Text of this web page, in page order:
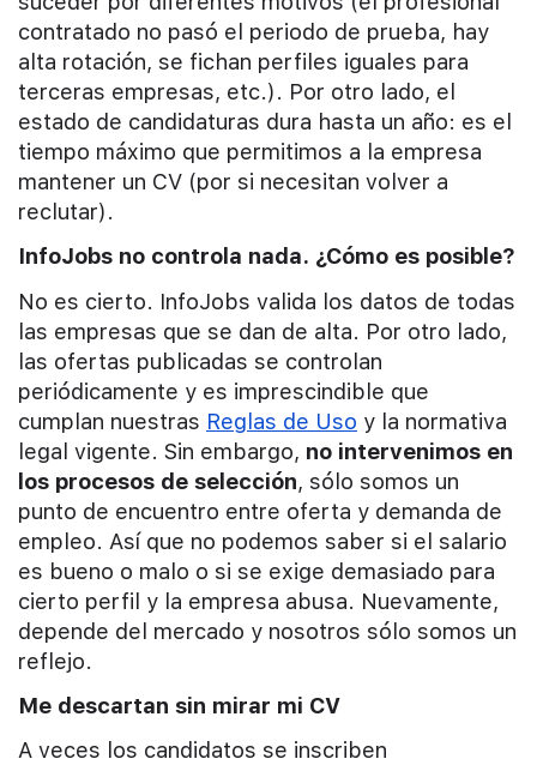
contratado no pasó el periodo de prueba, hay
alta rotación, se fichan perfiles iguales para
terceras empresas, etc.). Por otro lado, el
estado de candidaturas dura hasta un año: es el
tiempo máximo que permitimos a la empresa
mantener un CV (por si necesitan volver a
reclutar).
InfoJobs no controla nada. ¿Cómo es posible?
No es cierto. InfoJobs valida los datos de todas
las empresas que se dan de alta. Por otro lado,
las ofertas publicadas se controlan
periódicamente y es imprescindible que
cumplan nuestras Reglas de Uso y la normativa
legal vigente. Sin embargo, no intervenimos en
los procesos de selección, sólo somos un
punto de encuentro entre oferta y demanda de
empleo. Así que no podemos saber si el salario
es bueno o malo o si se exige demasiado para
cierto perfil y la empresa abusa. Nuevamente,
depende del mercado y nosotros sólo somos un
reflejo.
Me descartan sin mirar mi CV
A veces los candidatos se inscriben